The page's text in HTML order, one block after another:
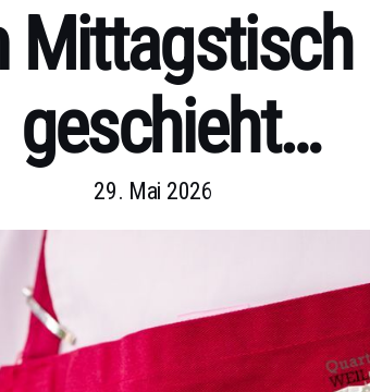
geschieht…
29. Mai 2026